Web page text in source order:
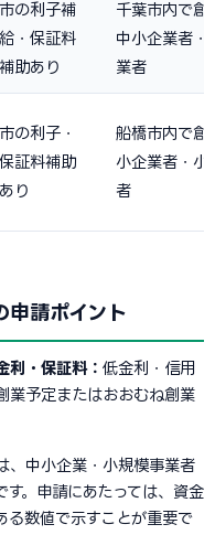
市の利子補
給・保証料
補助あり
千葉市内で創
中小企業者・
業者
市の利子・
保証料補助
あり
船橋市内で創
小企業者・小
者
申請ポイント
利・保証料： 低金利・信用
業予定またはおおむね創業
、中小企業・小規模事業者
。申請にあたっては、資金
る数値で示すことが重要で